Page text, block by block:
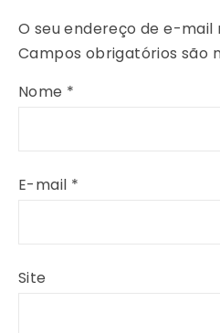
O seu endereço de e-mail
Campos obrigatórios são
Nome *
E-mail *
Site